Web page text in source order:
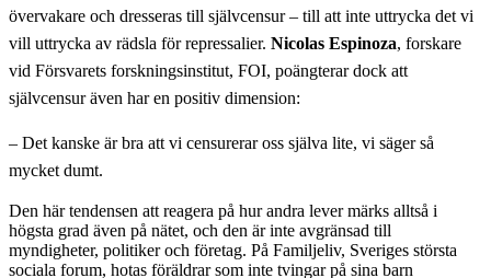
övervakare och dresseras till självcensur – till att inte uttrycka det vi
vill uttrycka av rädsla för repressalier. Nicolas Espinoza, forskare
vid Försvarets forskningsinstitut, FOI, poängterar dock att
självcensur även har en positiv dimension:
– Det kanske är bra att vi censurerar oss själva lite, vi säger så
mycket dumt.
Den här tendensen att reagera på hur andra lever märks alltså i
högsta grad även på nätet, och den är inte avgränsad till
myndigheter, politiker och företag. På Familjeliv, Sveriges största
sociala forum, hotas föräldrar som inte tvingar på sina barn